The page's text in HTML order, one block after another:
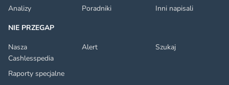
Analizy
Poradniki
Inni napisali
NIE PRZEGAP
Nasza
Cashlesspedia
Alert Szukaj
Raporty specjalne